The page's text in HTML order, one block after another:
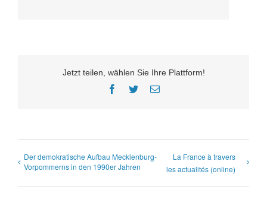
Jetzt teilen, wählen Sie Ihre Plattform!
Facebook
TwitterE-
Der demokratische Aufbau Mecklenburg-
Vorpommerns in den 1990er Jahren
La France à travers
les actualités (online)